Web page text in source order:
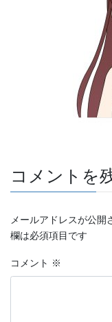
コメントを
メールアドレスが公開
欄は必須項目です
コメント ※